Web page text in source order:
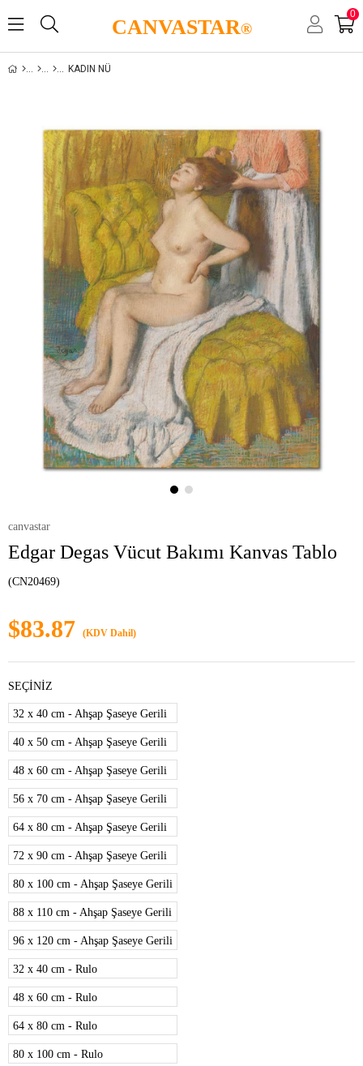
CANVASTAR®
0
KADIN NÜ
canvastar
Edgar Degas Vücut Bakımı Kanvas Tablo
(CN20469)
$83.87 (KDV Dahil)
SEÇİNİZ
32 x 40 cm - Ahşap Şaseye Gerili
40 x 50 cm - Ahşap Şaseye Gerili
48 x 60 cm - Ahşap Şaseye Gerili
56 x 70 cm - Ahşap Şaseye Gerili
64 x 80 cm - Ahşap Şaseye Gerili
72 x 90 cm - Ahşap Şaseye Gerili
80 x 100 cm - Ahşap Şaseye Gerili
88 x 110 cm - Ahşap Şaseye Gerili
96 x 120 cm - Ahşap Şaseye Gerili
32 x 40 cm - Rulo
48 x 60 cm - Rulo
64 x 80 cm - Rulo
80 x 100 cm - Rulo